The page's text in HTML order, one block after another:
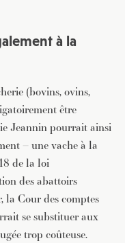
à la
(bovins, ovins,
être
Jeannin pourrait ainsi
– une vache à la
de la loi
des abattoirs
Cour des comptes
se substituer aux
trop coûteuse.